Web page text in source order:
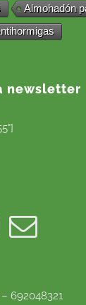
Almohadón
newsletter
692048321